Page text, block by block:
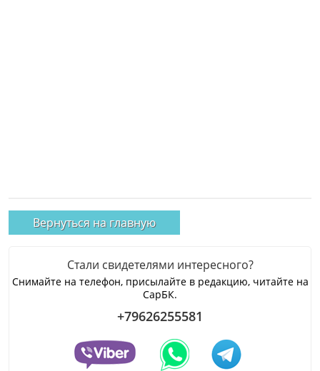
Вернуться на главную
Стали свидетелями интересного?
Снимайте на телефон, присылайте в редакцию, читайте на
СарБК.
+79626255581